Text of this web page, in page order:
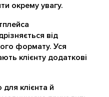
окрему увагу.
від
формату. Уся
клієнту додаткові
клієнта й